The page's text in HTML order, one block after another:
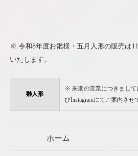
※ 令和8年度お雛様・五月人形の販売は
いたします。
雛人形
※ 来期の営業につきまして
びInstagramにてご案内させ
ホーム